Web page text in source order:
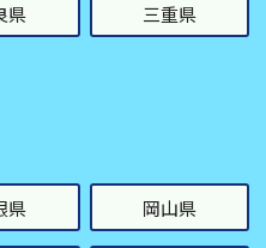
県 三重県
県 岡山県